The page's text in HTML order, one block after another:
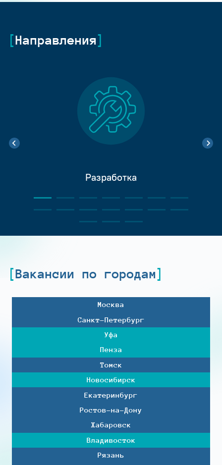
Направления
Разработка
Вакансии по городам
Москва
Санкт-Петербург
Уфа
Пенза
Томск
Новосибирск
Екатеринбург
Ростов-на-Дону
Хабаровск
Владивосток
Рязань